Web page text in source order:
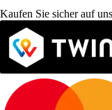
Kaufen Sie sicher auf